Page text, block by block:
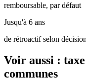
remboursable, par défaut
Jusqu'à 6 ans
de rétroactif selon décision
Voir aussi :
communes